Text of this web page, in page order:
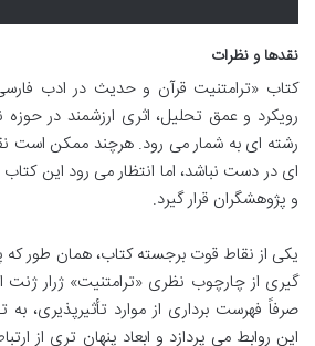
نقدها و نظرات
کتاب «ترامتنیت قرآن و حدیث در ادب
رویکرد و عمق تحلیل، اثری ارزشمند در
رشته ای به شمار می رود. هرچند ممکن است
ای در دست نباشد، اما انتظار می رود این
و پژوهشگران قرار گیرد.
یکی از نقاط قوت برجسته کتاب، همان طور که
گیری از چارچوب نظری «ترامتنیت» ژرار
صرفاً فهرست برداری از موارد تأثیرپذیری،
این روابط می پردازد و ابعاد پنهان تری از